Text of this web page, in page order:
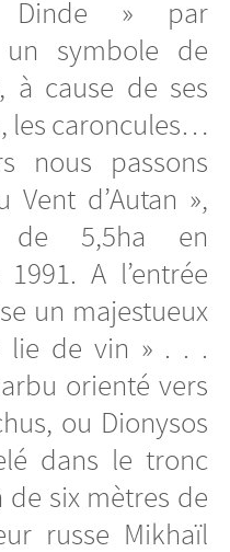
Dinde » par
un symbole de
à cause de ses
les caroncules…
nous passons
Vent d’Autan »,
de 5,5ha en
A l’entrée
un majestueux
lie de vin » . . .
orienté vers
ou Dionysos
dans le tronc
de six mètres de
russe Mikhaïl